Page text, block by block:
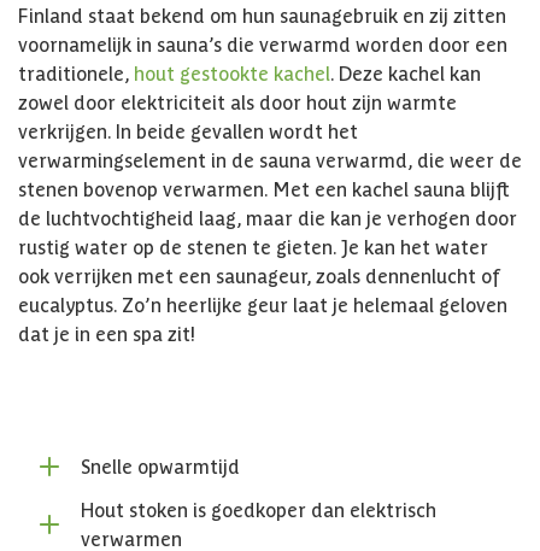
Finland staat bekend om hun saunagebruik en zij zitten
voornamelijk in sauna’s die verwarmd worden door een
traditionele, hout gestookte kachel . Deze kachel kan
zowel door elektriciteit als door hout zijn warmte
verkrijgen. In beide gevallen wordt het
verwarmingselement in de sauna verwarmd, die weer de
stenen bovenop verwarmen. Met een kachel sauna blijft
de luchtvochtigheid laag, maar die kan je verhogen door
rustig water op de stenen te gieten. Je kan het water
ook verrijken met een saunageur, zoals dennenlucht of
eucalyptus. Zo’n heerlijke geur laat je helemaal geloven
dat je in een spa zit!
Snelle opwarmtijd
Hout stoken is goedkoper dan elektrisch
verwarmen